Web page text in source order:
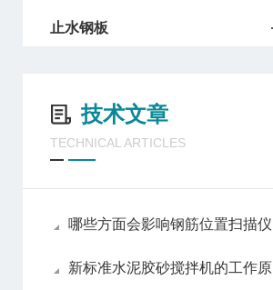
止水钢板
技术文章
TECHNICAL ARTICLES
哪些方面会影响钢筋位置扫描仪的准确度
新标准水泥胶砂搅拌机的工作原理探秘：公转与自转的精密配合